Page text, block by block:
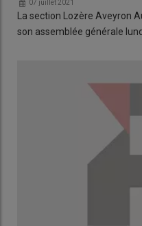
07 juillet 2021
La section Lozère Aveyron
son assemblée générale